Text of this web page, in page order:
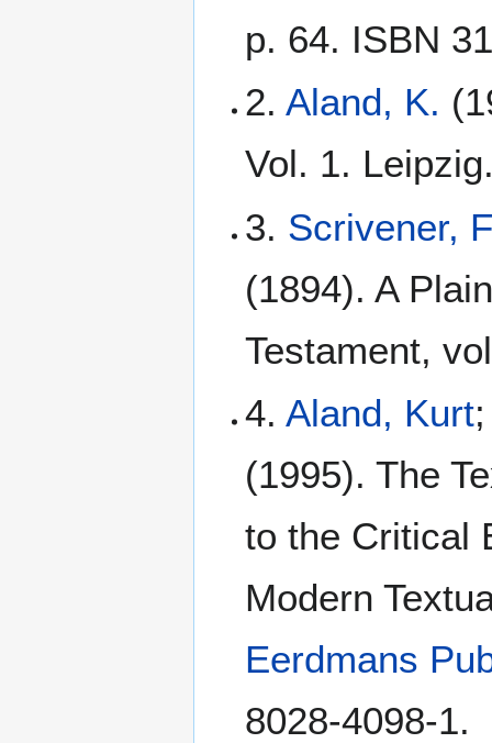
p. 64. ISBN
2.Aland, K.
Vol. 1.
3. Scrivener,
(1894). A
Testament,
4.Aland, Kurt
(1995). The
to the Critical
Modern
Eerdmans
8028-4098-1.